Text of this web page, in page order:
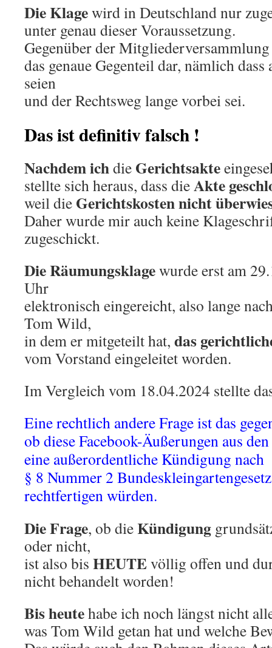
Die Klagewird in Deutschland nur
unter genau dieser Voraussetzung.
Gegenüber der
das genaue Gegenteil dar, nämlich
seien
und der Rechtsweg lange vorbei sei.
Das ist definitiv falsch !
Nachdem ichdie Gerichtsakte
stellte sich heraus, dass dieAkte
weil die Gerichtskosten nicht
Daher wurde mir auch keine
zugeschickt.
Die Räumungsklagewurde erst am
Uhr
elektronisch eingereicht, also lange
Tom Wild,
in dem er mitgeteilt hat, das
vom Vorstand eingeleitet worden.
Im Vergleich vom 18.04.2024 stellte
Eine rechtlich andere Frage ist das
ob diese Facebook-Äußerungen aus
eine außerordentliche Kündigung nach
§ 8 Nummer 2 Bundeskleingartengesetz
rechtfertigen würden.
Die Frage, ob dieKündigung
oder nicht,
ist also bis HEUTEvöllig offen und
nicht behandelt worden!
Bis heutehabe ich noch längst nicht
was Tom Wild getan hat und welche